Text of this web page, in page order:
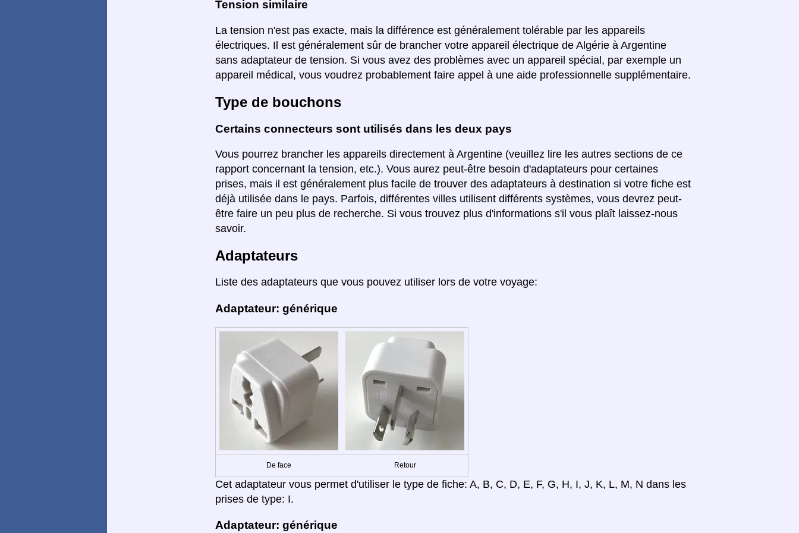
Tension similaire
La tension n'est pas exacte, mais la différence est généralement tolérable par les appareils
électriques. Il est généralement sûr de brancher votre appareil électrique de Algérie à Argentine
sans adaptateur de tension. Si vous avez des problèmes avec un appareil spécial, par exemple un
appareil médical, vous voudrez probablement faire appel à une aide professionnelle supplémentaire.
Type de bouchons
Certains connecteurs sont utilisés dans les deux pays
Vous pourrez brancher les appareils directement à Argentine (veuillez lire les autres sections de ce
rapport concernant la tension, etc.). Vous aurez peut-être besoin d'adaptateurs pour certaines
prises, mais il est généralement plus facile de trouver des adaptateurs à destination si votre fiche est
déjà utilisée dans le pays. Parfois, différentes villes utilisent différents systèmes, vous devrez peut-
être faire un peu plus de recherche. Si vous trouvez plus d'informations s'il vous plaît laissez-nous
savoir.
Adaptateurs
Liste des adaptateurs que vous pouvez utiliser lors de votre voyage:
Adaptateur: générique
De face Retour
Cet adaptateur vous permet d'utiliser le type de fiche: A, B, C, D, E, F, G, H, I, J, K, L, M, N dans les
prises de type: I.
Adaptateur: générique